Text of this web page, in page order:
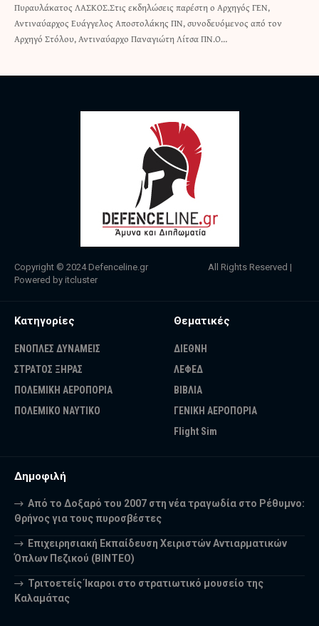
Πυραυλάκατος ΛΑΣΚΟΣ.Στις εκδηλώσεις παρέστη ο Αρχηγός ΓΕΝ,
Αντιναύαρχος Ευάγγελος Αποστολάκης ΠΝ, συνοδευόμενος από τον
Αρχηγό Στόλου, Αντιναύαρχο Παναγιώτη Λίτσα ΠΝ.Ο…
Copyright © 2024 Defenceline.gr All Rights Reserved |
Powered by itcluster
Κατηγορίες
ΕΝΟΠΛΕΣ ΔΥΝΑΜΕΙΣ
ΣΤΡΑΤΟΣ ΞΗΡΑΣ
ΠΟΛΕΜΙΚΗ ΑΕΡΟΠΟΡΙΑ
ΠΟΛΕΜΙΚΟ ΝΑΥΤΙΚΟ
Θεματικές
ΔΙΕΘΝΗ
ΛΕΦΕΔ
ΒΙΒΛΙΑ
ΓΕΝΙΚΗ ΑΕΡΟΠΟΡΙΑ
Flight Sim
Δημοφιλή
Από το Δοξαρό του 2007 στη νέα τραγωδία στο Ρέθυμνο:
Θρήνος για τους πυροσβέστες
Επιχειρησιακή Εκπαίδευση Χειριστών Αντιαρματικών
Όπλων Πεζικού (ΒΙΝΤΕΟ)
Τριτοετείς Ίκαροι στο στρατιωτικό μουσείο της
Καλαμάτας